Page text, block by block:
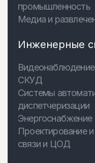
промышленность
Медиа и
Инженерные
Видеонаблюдение
СКУД
Системы
диспетчеризации
Энергоснабжение
Проектирование
связи и ЦОД